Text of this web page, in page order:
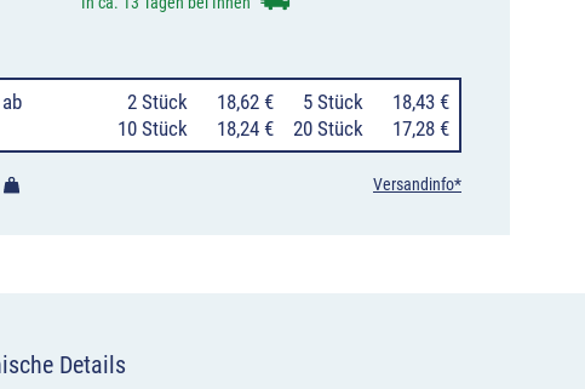
ab 2 Stück 18,62 € 5 Stück
18,43 €
10 Stück
18,24 € 20 Stück 17,28 €
Versandinfo*
Details